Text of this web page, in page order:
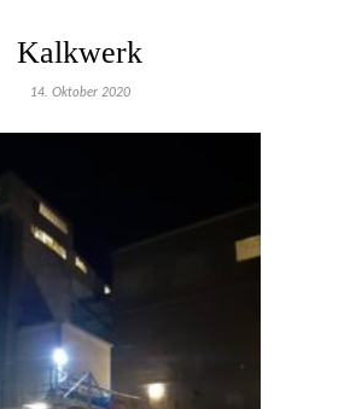
Kalkwerk
14. Oktober 2020